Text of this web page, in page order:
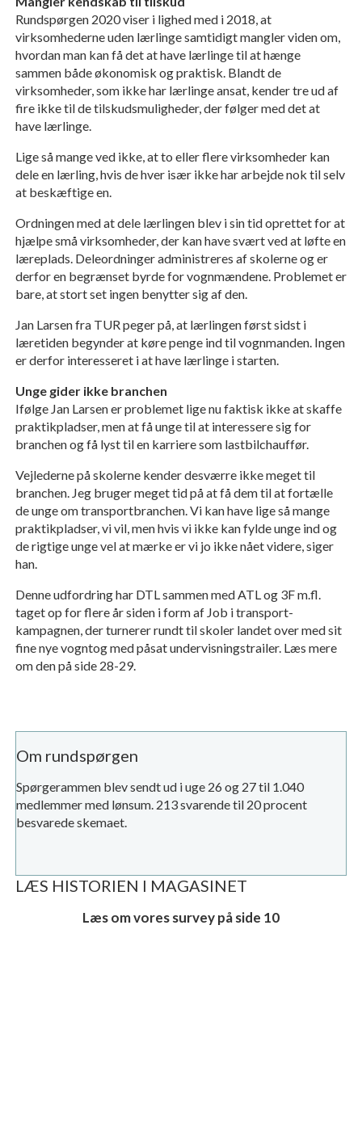
Rundspørgen 2020 viser i lighed med i 2018, at
virksomhederne uden lærlinge samtidigt mangler viden om,
hvordan man kan få det at have lærlinge til at hænge
sammen både økonomisk og praktisk. Blandt de
virksomheder, som ikke har lærlinge ansat, kender tre ud af
fire ikke til de tilskudsmuligheder, der følger med det at
have lærlinge.
Lige så mange ved ikke, at to eller flere virksomheder kan
dele en lærling, hvis de hver især ikke har arbejde nok til selv
at beskæftige en.
Ordningen med at dele lærlingen blev i sin tid oprettet for at
hjælpe små virksomheder, der kan have svært ved at løfte en
læreplads. Deleordninger administreres af skolerne og er
derfor en begrænset byrde for vognmændene. Problemet er
bare, at stort set ingen benytter sig af den.
Jan Larsen fra TUR peger på, at lærlingen først sidst i
læretiden begynder at køre penge ind til vognmanden. Ingen
er derfor interesseret i at have lærlinge i starten.
Unge gider ikke branchen
Ifølge Jan Larsen er problemet lige nu faktisk ikke at skaffe
praktikpladser, men at få unge til at interessere sig for
branchen og få lyst til en karriere som lastbilchauffør.
Vejlederne på skolerne kender desværre ikke meget til
branchen. Jeg bruger meget tid på at få dem til at fortælle
de unge om transportbranchen. Vi kan have lige så mange
praktikpladser, vi vil, men hvis vi ikke kan fylde unge ind og
de rigtige unge vel at mærke er vi jo ikke nået videre, siger
han.
Denne udfordring har DTL sammen med ATL og 3F m.fl.
taget op for flere år siden i form af Job i transport-
kampagnen, der turnerer rundt til skoler landet over med sit
fine nye vogntog med påsat undervisningstrailer. Læs mere
om den på side 28-29.
Om rundspørgen
Spørgerammen blev sendt ud i uge 26 og 27 til 1.040
medlemmer med lønsum. 213 svarende til 20 procent
besvarede skemaet.
LÆS HISTORIEN I MAGASINET
Læs om vores survey på side 10